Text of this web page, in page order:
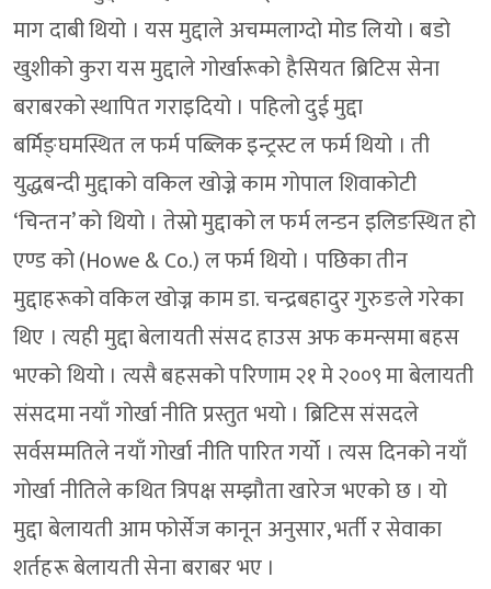
माग दाबी थियो । यस मुद्दाले अचम्मलाग्दो मोड लियो । बडो
खुशीको कुरा यस मुद्दाले गोर्खारूको हैसियत ब्रिटिस सेना
बराबरको स्थापित गराइदियो । पहिलो दुई मुद्दा
बर्मिङ्घमस्थित ल फर्म पब्लिक इन्ट्रस्ट ल फर्म थियो । ती
युद्धबन्दी मुद्दाको वकिल खोज्ने काम गोपाल शिवाकोटी
‘चिन्तन’ को थियो । तेस्रो मुद्दाको ल फर्म लन्डन इलिङस्थित हो
एण्ड को (Howe & Co.) ल फर्म थियो । पछिका तीन
मुद्दाहरूको वकिल खोज्न काम डा. चन्द्रबहादुर गुरुङले गरेका
थिए । त्यही मुद्दा बेलायती संसद हाउस अफ कमन्समा बहस
भएको थियो । त्यसै बहसको परिणाम २१ मे २००९ मा बेलायती
संसदमा नयाँ गोर्खा नीति प्रस्तुत भयो । ब्रिटिस संसदले
सर्वसम्मतिले नयाँ गोर्खा नीति पारित गर्यो । त्यस दिनको नयाँ
गोर्खा नीतिले कथित त्रिपक्ष सम्झौता खारेज भएको छ । यो
मुद्दा बेलायती आम फोर्सेज कानून अनुसार, भर्ती र सेवाका
शर्तहरू बेलायती सेना बराबर भए ।